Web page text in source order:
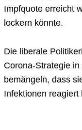
Impfquote erreicht
lockern könnte.
Die liberale
Corona-Strategie
bemängeln, dass
Infektionen reagiert